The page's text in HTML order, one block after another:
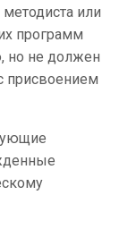
или
программ
но не должен
присвоением